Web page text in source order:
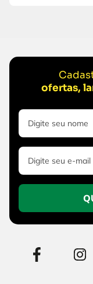
ofertas,